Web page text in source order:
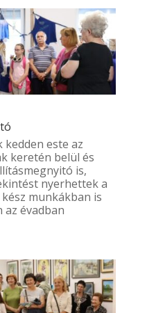
este az
keretén belül és
is,
nyerhettek a
munkákban is
évadban